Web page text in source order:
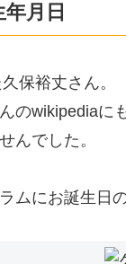
月日
保裕丈さん。
のwikipediaに
んでした。
ムにお誕生日